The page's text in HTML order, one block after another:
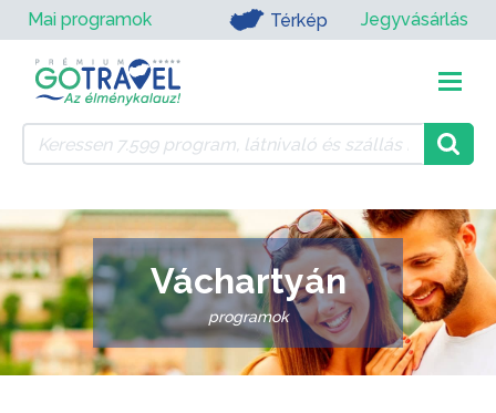
Mai programok Térkép Jegyvásárlás
Váchartyán
programok